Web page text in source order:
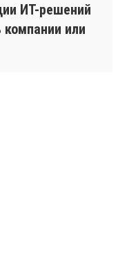
ИТ-решений
или